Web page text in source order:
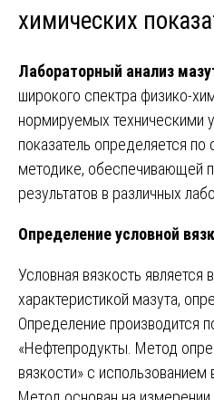
химических
Лабораторный анализ
широкого спектра физико-
нормируемых техническими
показатель определяется по
методике, обеспечивающей
результатов в различных
Определение условной
Условная вязкость является
характеристикой мазута,
Определение производится
«Нефтепродукты. Метод
вязкости» с использованием